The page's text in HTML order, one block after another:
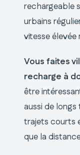
rechargeable
urbains
vitesse élevée
Vous faites
recharge à
être
aussi de
trajets courts
que la